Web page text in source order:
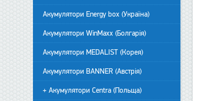
Акумулятори Energy box (Україна)
Акумулятори WinMaxx (Болгарія)
Акумулятори MEDALIST (Корея)
Акумулятори BANNER (Австрія)
+ Акумулятори Centra (Польща)